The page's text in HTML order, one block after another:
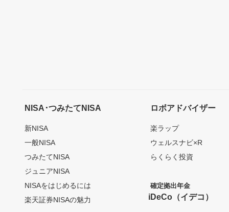
NISA･つみたてNISA
新NISA
一般NISA
つみたてNISA
ジュニアNISA
NISAをはじめるには
楽天証券NISAの魅力
ロボアドバイザー
楽ラップ
ウェルスナビ×R
らくらく投資
確定拠出年金
iDeCo（イデコ）